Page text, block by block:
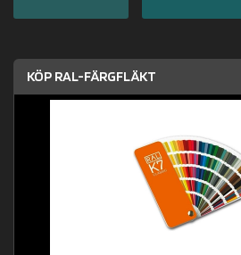
KÖP RAL-FÄRGFLÄKT